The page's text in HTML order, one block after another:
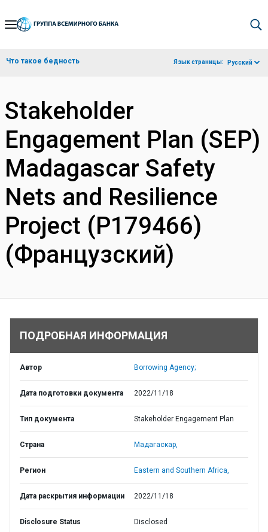
Skip
Navigation
Что такое бедность Язык страницы: Русский
Stakeholder
Engagement Plan (SEP)
Madagascar Safety
Nets and Resilience
Project (P179466)
(Французский)
ПОДРОБНАЯ ИНФОРМАЦИЯ
Автор Borrowing Agency;
Дата подготовки документа 2022/11/18
Тип документа Stakeholder Engagement Plan
Страна Мадагаскар,
Регион Eastern and Southern Africa,
Дата раскрытия информации 2022/11/18
Disclosure Status Disclosed